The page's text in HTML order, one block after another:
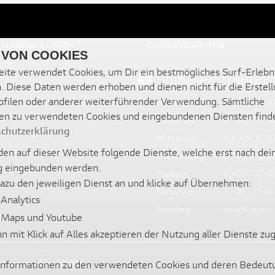
GMBH
/ 304 60 20
/ 304 90 86
schlickel.de/
schlickel.de
Montag:
09:00 -
Dienstag:
09:00 -
09:00 -
Donnerstag:
09:00 -
09:00 -
powered by 1000PS
COOKIES
verwendet Cookies, um Dir ein bestmögliches Surf-
Diese Daten werden erhoben und dienen nicht für die
oder anderer weiterführender Verwendung. Sämtliche
zu verwendeten Cookies und eingebundenen Diensten
auf dieser Website folgende Dienste, welche erst nach
eingebunden werden.
den jeweiligen Dienst an und klicke auf Übernehmen:
und Youtube
mit Klick auf Alles akzeptieren der Nutzung aller Dienste
zu den verwendeten Cookies und deren